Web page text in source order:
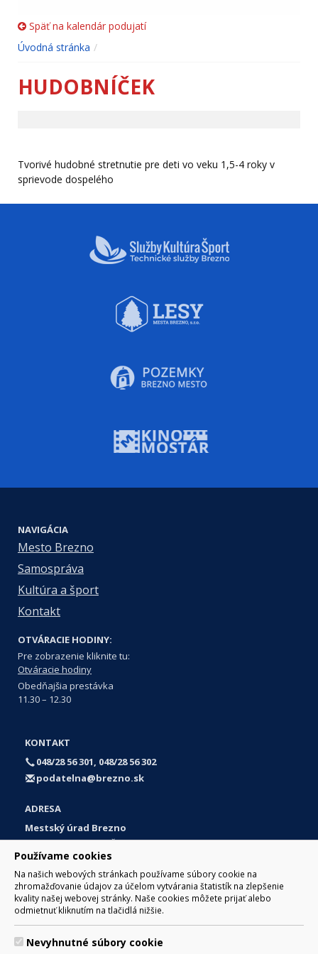
Používame cookies
Na našich webových stránkach používame súbory cookie na
zhromažďovanie údajov za účelom vytvárania štatistík na zlepšenie
kvality našej webovej stránky. Naše cookies môžete prijať alebo
odmietnuť kliknutím na tlačidlá nižšie.
Nevyhnutné súbory cookie
Späť na kalendár podujatí
Úvodná stránka
HUDOBNÍČEK
Tvorivé hudobné stretnutie pre deti vo veku 1,5-4 roky v
sprievode dospelého
NAVIGÁCIA
Mesto Brezno
Samospráva
Kultúra a šport
Kontakt
OTVÁRACIE HODINY:
Pre zobrazenie kliknite tu:
Otváracie hodiny
Obedňajšia prestávka
11.30 – 12.30
KONTAKT
048/28 56 301, 048/28 56 302
podatelna@brezno.sk
ADRESA
Mestský úrad Brezno
Námestie gen. M. R. Štefánika 1
977 01 Brezno
Slovakia (Slovak Republic)
© 2017 Mesto Brezno, Námestie gen. M. R. Štefánika 1, Brezno